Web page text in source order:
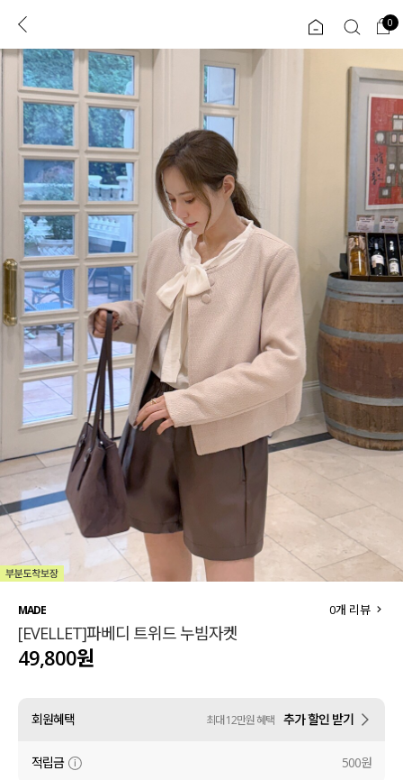
로그인 0
콘텐츠 리뷰 & 혜택 플러스핏
CATEGORY
도착보장⚡
인플루언서 pick!
신상 5%
베스트
MADE
세트할인 ~30%
하객룩
살안타템
110사이즈
티셔츠
셔츠
원피스
ALL
익스클루시브
아우터
티셔츠
니트
블라우스
원피스
스커트
언더웨어
0
MADE
[EVELLET]파베디 트위드 누빔자켓
0개 리뷰
49,800원
회원혜택 최대 12만원 혜택 추가 할인 받기
적립금 500원